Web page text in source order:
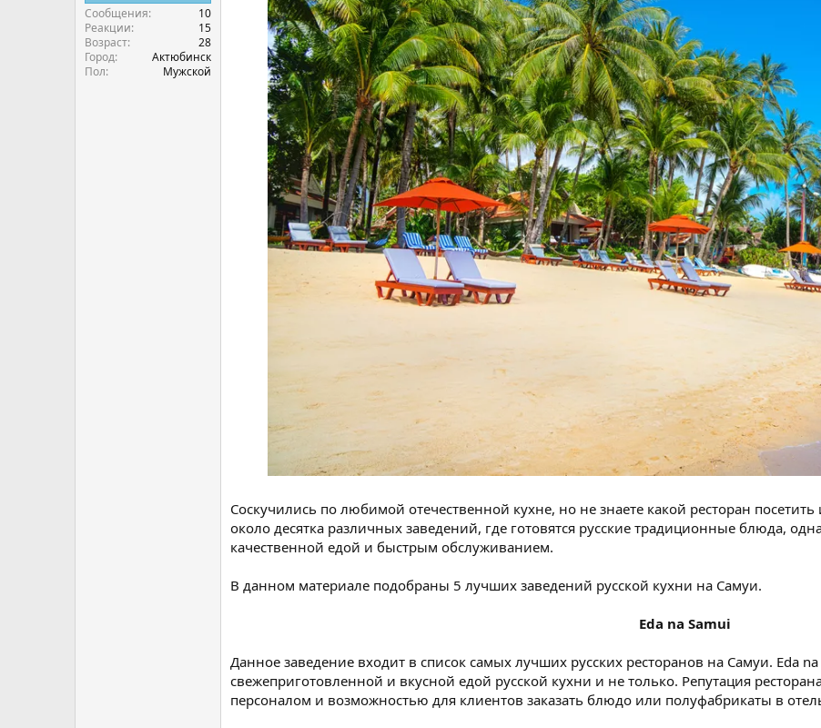
Сообщения
10
Реакции
15
Возраст
28
Город
Актюбинск
Пол
Мужской
Соскучились по любимой отечественной кухне, но не знаете какой ресторан
около десятка различных заведений, где готовятся русские традиционные блюда,
качественной едой и быстрым обслуживанием.
В данном материале подобраны 5 лучших заведений русской кухни на Самуи.
Eda na Samui
Данное заведение входит в список самых лучших русских ресторанов на Самуи. Eda na
свежеприготовленной и вкусной едой русской кухни и не только. Репутация
персоналом и возможностью для клиентов заказать блюдо или полуфабрикаты в